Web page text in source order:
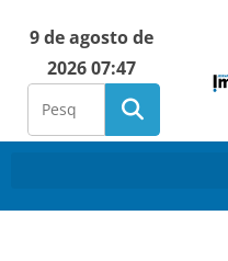
9 de agosto de
2026 07:47